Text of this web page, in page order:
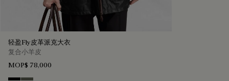
轻盈Fly皮革派克大衣
复合小羊皮
MOP$ 78,000